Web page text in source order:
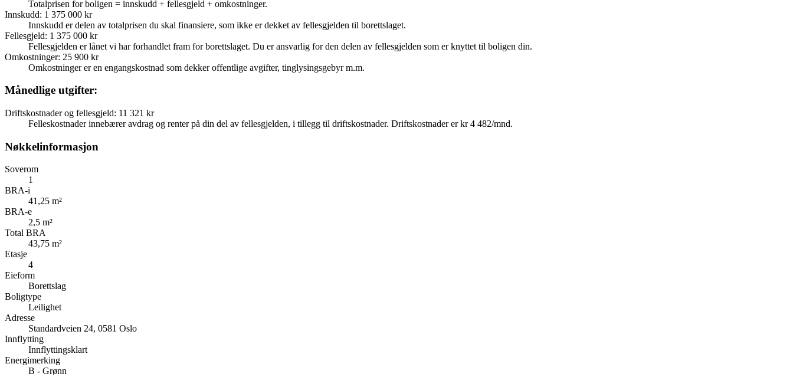
Totalprisen for boligen = innskudd + fellesgjeld + omkostninger.
Innskudd: 1 375 000 kr
Innskudd er delen av totalprisen du skal finansiere, som ikke er dekket av fellesgjelden til borettslaget.
Fellesgjeld: 1 375 000 kr
Fellesgjelden er lånet vi har forhandlet fram for borettslaget. Du er ansvarlig for den delen av fellesgjelden som er knyttet til boligen din.
Omkostninger: 25 900 kr
Omkostninger er en engangskostnad som dekker offentlige avgifter, tinglysingsgebyr m.m.
Månedlige utgifter:
Driftskostnader og fellesgjeld: 11 321 kr
Felleskostnader innebærer avdrag og renter på din del av fellesgjelden, i tillegg til driftskostnader. Driftskostnader er kr 4 482/mnd.
Nøkkelinformasjon
Soverom
1
BRA-i
41,25 m²
BRA-e
2,5 m²
Total BRA
43,75 m²
Etasje
4
Eieform
Borettslag
Boligtype
Leilighet
Adresse
Standardveien 24, 0581 Oslo
Innflytting
Innflyttingsklart
Energimerking
B - Grønn